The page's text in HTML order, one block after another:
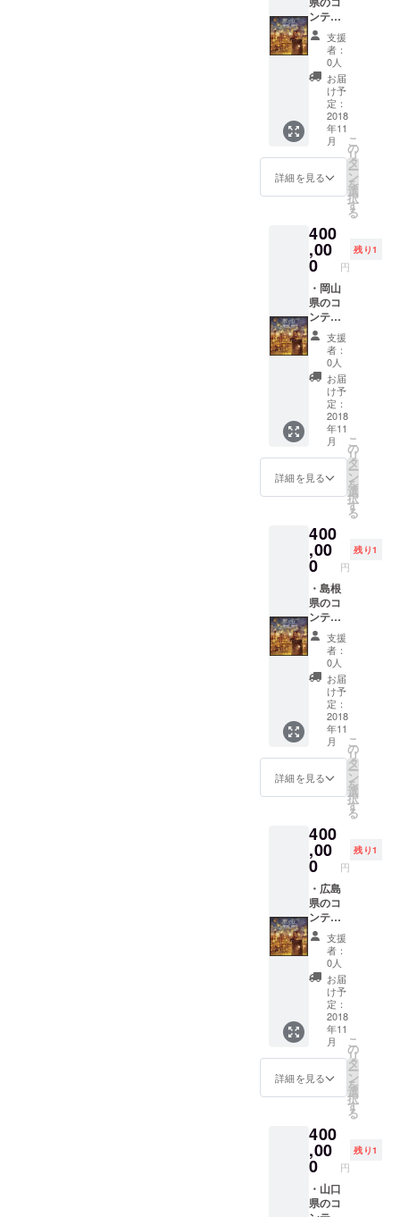
し」に
ついて
は、石
碑のよ
うなも
のをイ
メージ
してお
ります
が、制
作上変
更にな
る可能
で、そ
の点は
ご容赦
くださ
い。 ※
お届け
予定日
は、現
在2019
年7月と
してお
ります
が、制
作の進
捗状況
により
多少前
後する
で、そ
の点は
ご容赦
くださ
い。サ
イト制
作完了
後とさ
せてく
ださ
い。
知の場
所や、
実際に
ご自身
で旅を
され
「ぷっ
ぺる(仮
称)」に
「しる
し」を
残しま
せん
か？ ※
「しる
し」に
ついて
は、石
碑のよ
うなも
のをイ
メージ
してお
ります
が、制
作上変
更にな
る可能
性もご
ざいま
すの
で、そ
の点は
ご容赦
い。 ※
お届け
予定日
は、現
在2019
年7月と
してお
ります
が、制
作の進
捗状況
により
多少前
後する
可能性
もござ
いすの
で、そ
の点は
ご容赦
い。サ
イト制
作完了
後とさ
せてく
ださ
い。
となる
サイト
の構築
はこち
らで行
いま
す。 ※
サイト
自体に
情報を
掲載す
る部分
はこち
らで行
す。 ※
ショッ
プ機能
は煩雑
になる
ためな
しとな
りま
す。 ※
広告掲
載の権
利はご
ざいま
せん。
・ク
ローズ
ドな
Facebo
ok非公
開グ
へ参加
ンテン
ツ部分
の情報
収集(観
光ス
ポッ
ト)、情
報選
定、情
報をど
のよう
に掲載
する
か、ど
に運用
してい
くかを
決定す
る。 ※
ベース
となる
サイト
の構築
はこち
らで行
いま
す。 ※
サイト
自体に
情報を
掲載す
る部分
はこち
らで行
す。 ※
ショッ
プ機能
は煩雑
になる
ためな
しとな
りま
す。 ※
広告掲
載の権
利はご
ざいま
せん。
・ク
ローズ
ドな
Facebo
ok非公
開グ
へ参加
支援
者：
0人
お届
け予
定：
2018
年11
月
詳細を見る
こ
の
リ
タ
ー
ン
を
選
択
す
る
400
,00
0 円
残り1
・岡山
県のコ
ンテン
ツ部分
の情報
収集(観
光ス
ポッ
ト)、情
報選
定、情
報をど
のよう
に掲載
する
か、ど
に運用
してい
くかを
決定す
る。 ※
ベース
となる
サイト
の構築
はこち
らで行
いま
す。 ※
サイト
自体に
情報を
掲載す
る部分
はこち
らで行
す。 ※
ショッ
プ機能
は煩雑
になる
ためな
しとな
りま
す。 ※
広告掲
載の権
利はご
ざいま
せん。
・ク
ローズ
ドな
Facebo
ok非公
開グ
へ参加
支援
者：
0人
お届
け予
定：
2018
年11
月
詳細を見る
こ
の
リ
タ
ー
ン
を
選
択
す
る
400
,00
0 円
残り1
・島根
県のコ
ンテン
ツ部分
の情報
収集(観
光ス
ポッ
ト)、情
報選
定、情
報をど
のよう
に掲載
する
か、ど
に運用
してい
くかを
決定す
る。 ※
ベース
となる
サイト
の構築
はこち
らで行
いま
す。 ※
サイト
自体に
情報を
掲載す
る部分
はこち
らで行
す。 ※
ショッ
プ機能
は煩雑
になる
ためな
支援
者：
0人
お届
け予
定：
2018
年11
月
詳細を見る
こ
の
リ
タ
ー
ン
を
選
択
す
る
400
,00
0 円
残り1
・広島
県のコ
ンテン
ツ部分
の情報
収集(観
光ス
ポッ
ト)、情
報選
定、情
報をど
のよう
に掲載
する
か、ど
に運用
してい
くかを
決定す
る。 ※
ベース
支援
者：
0人
お届
け予
定：
2018
年11
月
詳細を見る
こ
の
リ
タ
ー
ン
を
選
択
す
る
400
,00
0 円
残り1
・山口
県のコ